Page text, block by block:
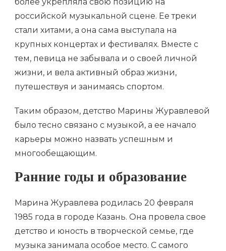
российской музыкальной сцене. Ее треки
стали хитами, а она сама выступала на
крупных концертах и фестивалях. Вместе с
тем, певица не забывала и о своей личной
жизни, и вела активный образ жизни,
путешествуя и занимаясь спортом.
Таким образом, детство Марины Журавлевой
было тесно связано с музыкой, а ее начало
карьеры можно назвать успешным и
многообещающим.
Ранние годы и образование
Марина Журавлева родилась 20 февраля
1985 года в городе Казань. Она провела свое
детство и юность в творческой семье, где
музыка занимала особое место. С самого